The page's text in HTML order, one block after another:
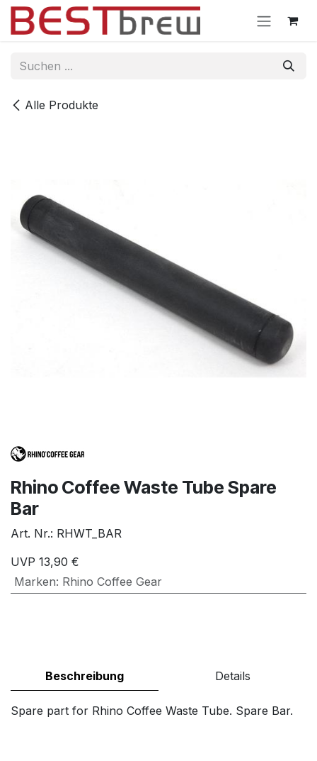
Zum Inhalt springen
Alle Produkte
Rhino Coffee Waste Tube Spare
Bar
Art. Nr.: RHWT_BAR
UVP 13,90 €
Marken: Rhino Coffee Gear
Beschreibung Details
Spare part for Rhino Coffee Waste Tube. Spare Bar.